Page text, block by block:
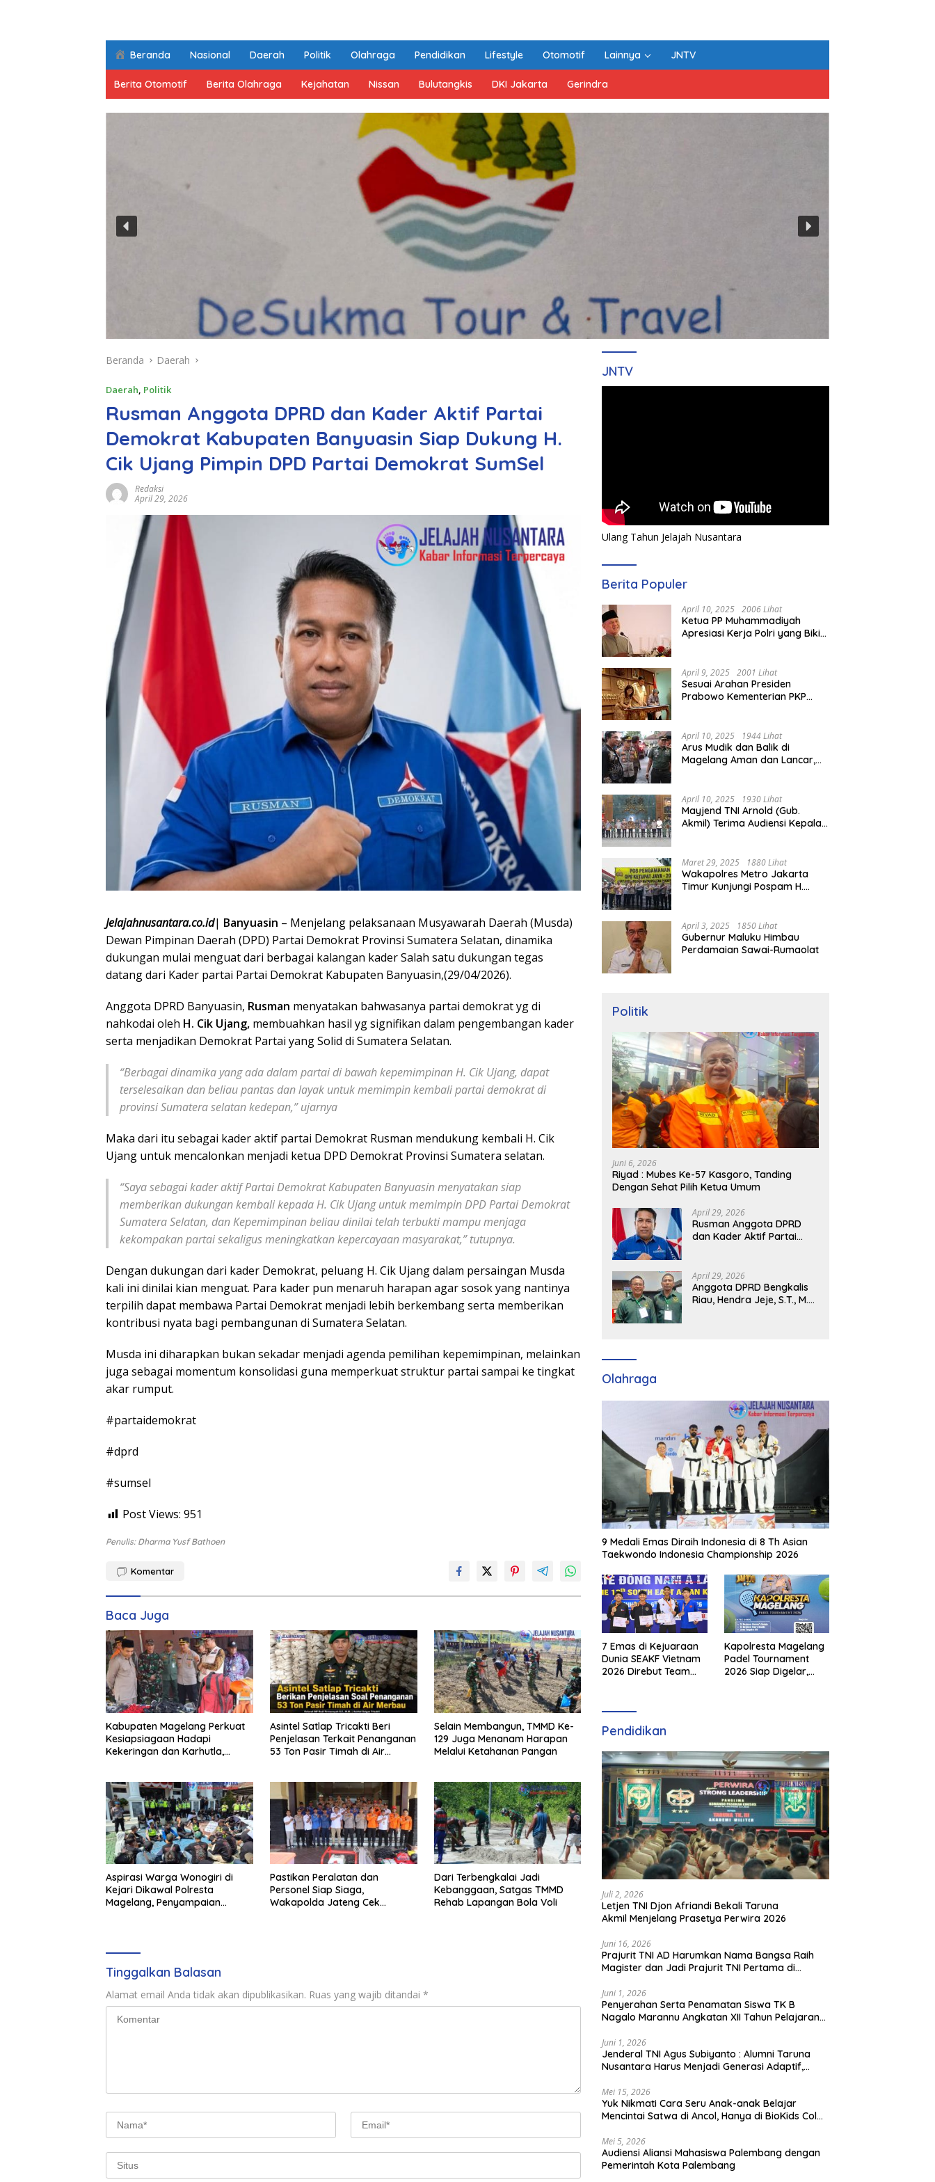
Beranda Nasional Daerah Politik Olahraga Pendidikan Lifestyle Otomotif Lainnya JNTV
Berita Otomotif Berita Olahraga Kejahatan Nissan Bulutangkis DKI Jakarta Gerindra
Beranda Daerah
Daerah, Politik
Rusman Anggota DPRD dan Kader Aktif Partai
Demokrat Kabupaten Banyuasin Siap Dukung H.
Cik Ujang Pimpin DPD Partai Demokrat SumSel
Redaksi
April 29, 2026
Jelajahnusantara.co.id| Banyuasin – Menjelang pelaksanaan Musyawarah Daerah (Musda)
Dewan Pimpinan Daerah (DPD) Partai Demokrat Provinsi Sumatera Selatan, dinamika
dukungan mulai menguat dari berbagai kalangan kader Salah satu dukungan tegas
datang dari Kader partai Partai Demokrat Kabupaten Banyuasin,(29/04/2026).
Anggota DPRD Banyuasin, Rusman menyatakan bahwasanya partai demokrat yg di
nahkodai oleh H. Cik Ujang, membuahkan hasil yg signifikan dalam pengembangan kader
serta menjadikan Demokrat Partai yang Solid di Sumatera Selatan.
“Berbagai dinamika yang ada dalam partai di bawah kepemimpinan H. Cik Ujang, dapat
terselesaikan dan beliau pantas dan layak untuk memimpin kembali partai demokrat di
provinsi Sumatera selatan kedepan,” ujarnya
Maka dari itu sebagai kader aktif partai Demokrat Rusman mendukung kembali H. Cik
Ujang untuk mencalonkan menjadi ketua DPD Demokrat Provinsi Sumatera selatan.
“Saya sebagai kader aktif Partai Demokrat Kabupaten Banyuasin menyatakan siap
memberikan dukungan kembali kepada H. Cik Ujang untuk memimpin DPD Partai Demokrat
Sumatera Selatan, dan Kepemimpinan beliau dinilai telah terbukti mampu menjaga
kekompakan partai sekaligus meningkatkan kepercayaan masyarakat,” tutupnya.
Dengan dukungan dari kader Demokrat, peluang H. Cik Ujang dalam persaingan Musda
kali ini dinilai kian menguat. Para kader pun menaruh harapan agar sosok yang nantinya
terpilih dapat membawa Partai Demokrat menjadi lebih berkembang serta memberikan
kontribusi nyata bagi pembangunan di Sumatera Selatan.
Musda ini diharapkan bukan sekadar menjadi agenda pemilihan kepemimpinan, melainkan
juga sebagai momentum konsolidasi guna memperkuat struktur partai sampai ke tingkat
akar rumput.
#partaidemokrat
#dprd
#sumsel
Post Views: 951
Penulis: Dharma Yusf Bathoen
Komentar
Baca Juga
Kabupaten Magelang Perkuat
Kesiapsiagaan Hadapi
Kekeringan dan Karhutla,
Asintel Satlap Tricakti Beri
Penjelasan Terkait Penanganan
53 Ton Pasir Timah di Air
Selain Membangun, TMMD Ke-
129 Juga Menanam Harapan
Melalui Ketahanan Pangan
Aspirasi Warga Wonogiri di
Kejari Dikawal Polresta
Magelang, Penyampaian
Pastikan Peralatan dan
Personel Siap Siaga,
Wakapolda Jateng Cek
Dari Terbengkalai Jadi
Kebanggaan, Satgas TMMD
Rehab Lapangan Bola Voli
Tinggalkan Balasan
Alamat email Anda tidak akan dipublikasikan. Ruas yang wajib ditandai *
JNTV
Ulang Tahun Jelajah Nusantara
Berita Populer
April 10, 2025 2006 Lihat
Ketua PP Muhammadiyah
Apresiasi Kerja Polri yang Bikin
April 9, 2025 2001 Lihat
Sesuai Arahan Presiden
Prabowo Kementerian PKP
April 10, 2025 1944 Lihat
Arus Mudik dan Balik di
Magelang Aman dan Lancar,
April 10, 2025 1930 Lihat
Mayjend TNI Arnold (Gub.
Akmil) Terima Audiensi Kepala
Maret 29, 2025 1880 Lihat
Wakapolres Metro Jakarta
Timur Kunjungi Pospam H.
April 3, 2025 1850 Lihat
Gubernur Maluku Himbau
Perdamaian Sawai-Rumaolat
Politik
Juni 6, 2026
Riyad : Mubes Ke-57 Kasgoro, Tanding
Dengan Sehat Pilih Ketua Umum
April 29, 2026
Rusman Anggota DPRD
dan Kader Aktif Partai
Cik Ujang Pimpin DPD
Partai Demokrat SumSel
April 29, 2026
Anggota DPRD Bengkalis
Riau, Hendra Jeje, S.T., M.M
Olahraga
9 Medali Emas Diraih Indonesia di 8 Th Asian
Taekwondo Indonesia Championship 2026
7 Emas di Kejuaraan
Dunia SEAKF Vietnam
2026 Direbut Team
Kapolresta Magelang
Padel Tournament
2026 Siap Digelar,
Pendidikan
Juli 2, 2026
Letjen TNI Djon Afriandi Bekali Taruna
Akmil Menjelang Prasetya Perwira 2026
Juni 16, 2026
Prajurit TNI AD Harumkan Nama Bangsa Raih
Magister dan Jadi Prajurit TNI Pertama di
Juni 1, 2026
Penyerahan Serta Penamatan Siswa TK B
Nagalo Marannu Angkatan XII Tahun Pelajaran
Juni 1, 2026
Jenderal TNI Agus Subiyanto : Alumni Taruna
Nusantara Harus Menjadi Generasi Adaptif,
Mei 15, 2026
Yuk Nikmati Cara Seru Anak-anak Belajar
Mencintai Satwa di Ancol, Hanya di BioKids Color
Mei 5, 2026
Audiensi Aliansi Mahasiswa Palembang dengan
Pemerintah Kota Palembang